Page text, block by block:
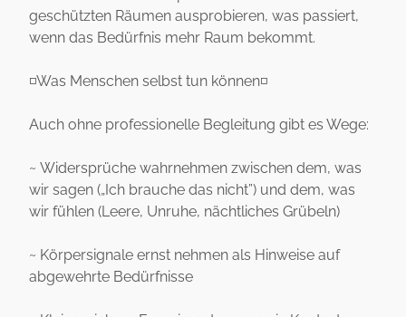
geschützten Räumen ausprobieren, was passiert,
wenn das Bedürfnis mehr Raum bekommt.
◽️Was Menschen selbst tun können◽️
Auch ohne professionelle Begleitung gibt es Wege:
~ Widersprüche wahrnehmen zwischen dem, was
wir sagen („Ich brauche das nicht”) und dem, was
wir fühlen (Leere, Unruhe, nächtliches Grübeln)
~ Körpersignale ernst nehmen als Hinweise auf
abgewehrte Bedürfnisse